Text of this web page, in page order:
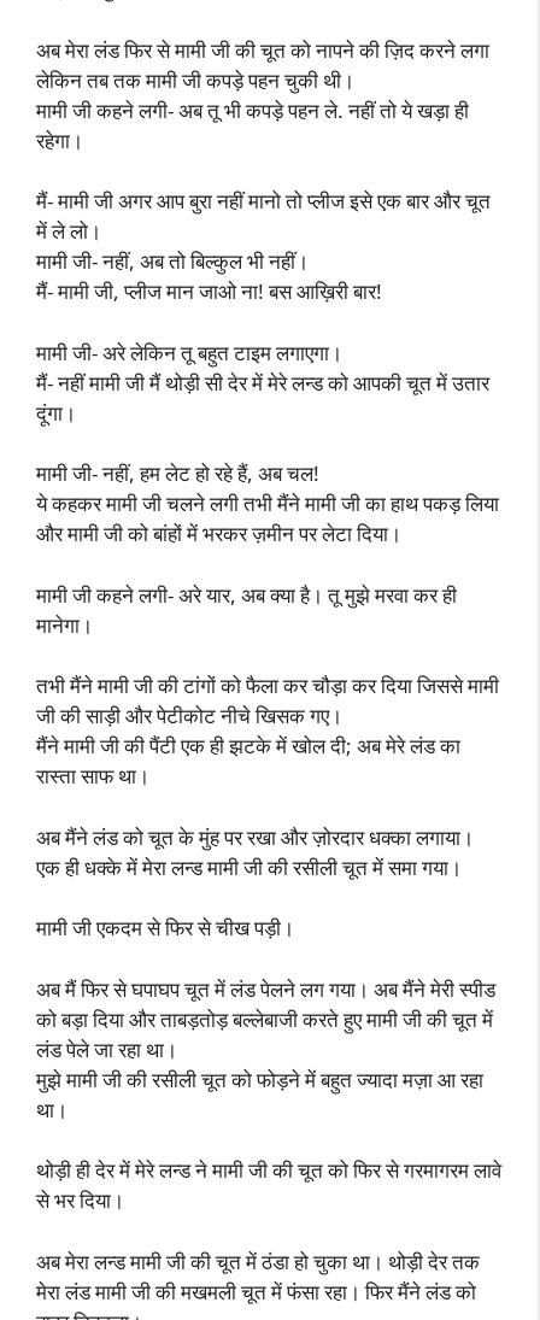
अब मेरा लंड फिर से मामी जी की चूत को नापने की ज़िद करने लगा
लेकिन तब तक मामी जी कपड़े पहन चुकी थी।
मामी जी कहने लगी- अब तू भी कपड़े पहन ले. नहीं तो ये खड़ा ही
रहेगा।
मैं- मामी जी अगर आप बुरा नहीं मानो तो प्लीज इसे एक बार और चूत
में ले लो।
मामी जी- नहीं, अब तो बिल्कुल भी नहीं।
मैं- मामी जी, प्लीज मान जाओ ना! बस आख़िरी बार!
मामी जी- अरे लेकिन तू बहुत टाइम लगाएगा।
मैं- नहीं मामी जी मैं थोड़ी सी देर में मेरे लन्ड को आपकी चूत में उतार
दूंगा।
मामी जी- नहीं, हम लेट हो रहे हैं, अब चल!
ये कहकर मामी जी चलने लगी तभी मैंने मामी जी का हाथ पकड़ लिया
और मामी जी को बांहों में भरकर ज़मीन पर लेटा दिया।
मामी जी कहने लगी- अरे यार, अब क्या है। तू मुझे मरवा कर ही
मानेगा।
तभी मैंने मामी जी की टांगों को फैला कर चौड़ा कर दिया जिससे मामी
जी की साड़ी और पेटीकोट नीचे खिसक गए।
मैंने मामी जी की पैंटी एक ही झटके में खोल दी; अब मेरे लंड का
रास्ता साफ था।
अब मैंने लंड को चूत के मुंह पर रखा और ज़ोरदार धक्का लगाया।
एक ही धक्के में मेरा लन्ड मामी जी की रसीली चूत में समा गया।
मामी जी एकदम से फिर से चीख पड़ी।
अब मैं फिर से घपाघप चूत में लंड पेलने लग गया। अब मैंने मेरी स्पीड
को बड़ा दिया और ताबड़तोड़ बल्लेबाजी करते हुए मामी जी की चूत में
लंड पेले जा रहा था।
मुझे मामी जी की रसीली चूत को फोड़ने में बहुत ज्यादा मज़ा आ रहा
था।
थोड़ी ही देर में मेरे लन्ड ने मामी जी की चूत को फिर से गरमागरम लावे
से भर दिया।
अब मेरा लन्ड मामी जी की चूत में ठंडा हो चुका था। थोड़ी देर तक
मेरा लंड मामी जी की मखमली चूत में फंसा रहा। फिर मैंने लंड को